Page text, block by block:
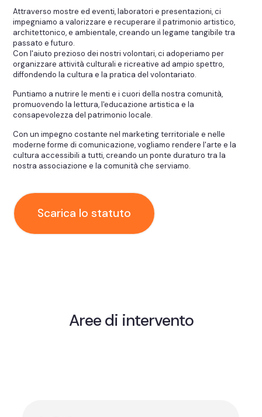
Attraverso mostre ed eventi, laboratori e presentazioni, ci
impegniamo a valorizzare e recuperare il patrimonio artistico,
architettonico, e ambientale, creando un legame tangibile tra
passato e futuro.
Con l'aiuto prezioso dei nostri volontari, ci adoperiamo per
organizzare attività culturali e ricreative ad ampio spettro,
diffondendo la cultura e la pratica del volontariato.
Puntiamo a nutrire le menti e i cuori della nostra comunità,
promuovendo la lettura, l'educazione artistica e la
consapevolezza del patrimonio locale.
Con un impegno costante nel marketing territoriale e nelle
moderne forme di comunicazione, vogliamo rendere l'arte e la
cultura accessibili a tutti, creando un ponte duraturo tra la
nostra associazione e la comunità che serviamo.
Scarica lo statuto
Aree di intervento